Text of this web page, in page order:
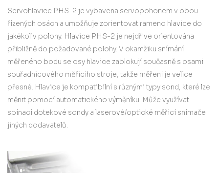
Servohlavice PHS-2 je vybavena servopohonem v obou
řízených osách a umožňuje zorientovat rameno hlavice do
jakékoliv polohy. Hlavice PHS-2 je nejdříve orientována
přibližně do požadované polohy. V okamžiku snímání
měřeného bodu se osy hlavice zablokují současně s osami
souřadnicového měřicího stroje, takže měření je velice
přesné. Hlavice je kompatibilní s různými typy sond, které lze
měnit pomocí automatického výměníku. Může využívat
spínací dotekové sondy a laserové/optické měřicí snímače
jiných dodavatelů.